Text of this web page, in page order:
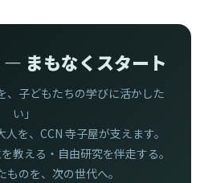
まもなくスタート
、子どもたちの学びに活かした
い」
を、CCN 寺子屋が支えます。
教える・自由研究を伴走する。
ものを、次の世代へ。